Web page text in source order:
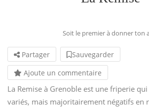
Soit le premier à donner ton
Partager
Sauvegarder
Ajoute un commentaire
La Remise à Grenoble est une friperie
variés, mais majoritairement négatifs en